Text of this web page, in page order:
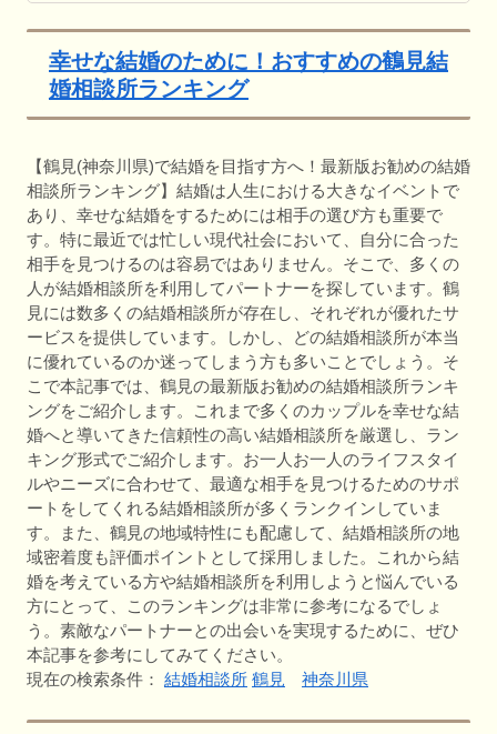
幸せな結婚のために！おすすめの鶴見結
婚相談所ランキング
【鶴見(神奈川県)で結婚を目指す方へ！最新版お勧めの結婚
相談所ランキング】結婚は人生における大きなイベントで
あり、幸せな結婚をするためには相手の選び方も重要で
す。特に最近では忙しい現代社会において、自分に合った
相手を見つけるのは容易ではありません。そこで、多くの
人が結婚相談所を利用してパートナーを探しています。鶴
見には数多くの結婚相談所が存在し、それぞれが優れたサ
ービスを提供しています。しかし、どの結婚相談所が本当
に優れているのか迷ってしまう方も多いことでしょう。そ
こで本記事では、鶴見の最新版お勧めの結婚相談所ランキ
ングをご紹介します。これまで多くのカップルを幸せな結
婚へと導いてきた信頼性の高い結婚相談所を厳選し、ラン
キング形式でご紹介します。お一人お一人のライフスタイ
ルやニーズに合わせて、最適な相手を見つけるためのサポ
ートをしてくれる結婚相談所が多くランクインしていま
す。また、鶴見の地域特性にも配慮して、結婚相談所の地
域密着度も評価ポイントとして採用しました。これから結
婚を考えている方や結婚相談所を利用しようと悩んでいる
方にとって、このランキングは非常に参考になるでしょ
う。素敵なパートナーとの出会いを実現するために、ぜひ
本記事を参考にしてみてください。
現在の検索条件： 結婚相談所 鶴見 神奈川県